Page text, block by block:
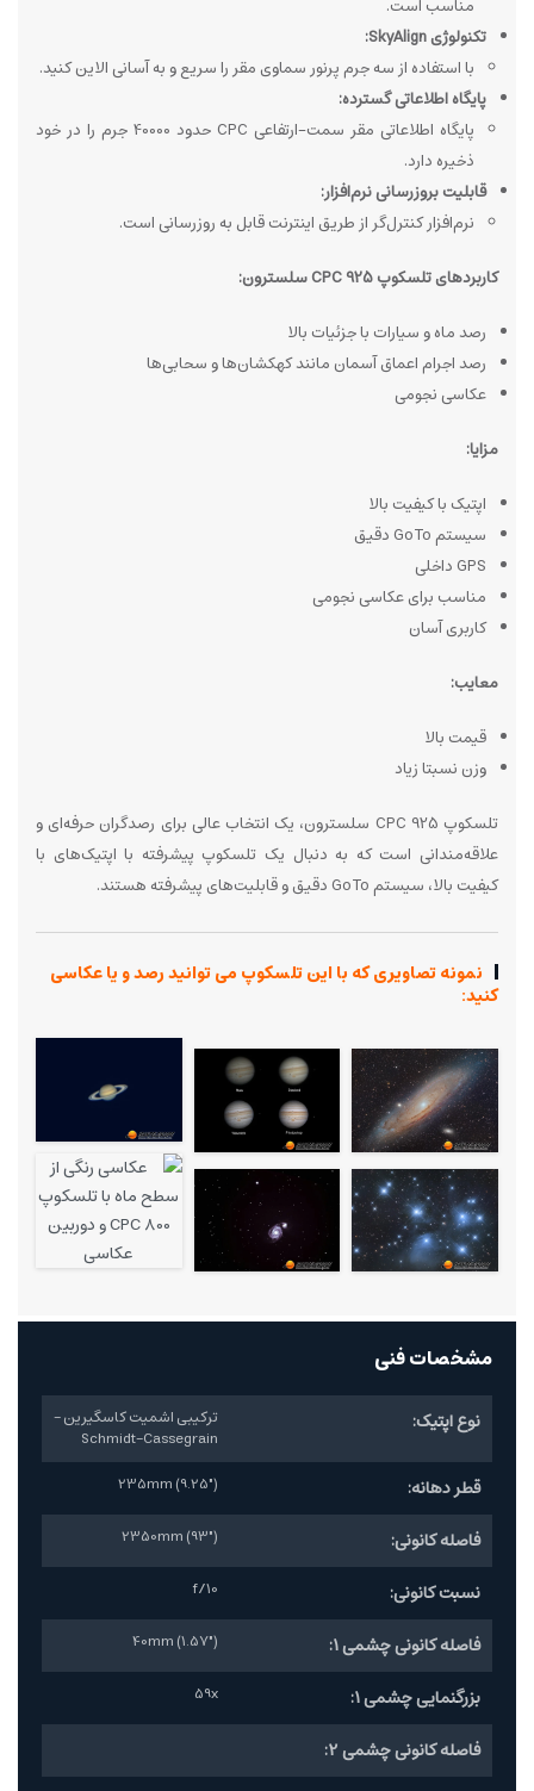
مناسب است.
تکنولوژی SkyAlign:
با استفاده از سه جرم پرنور سماوی مقر را سریع و به آسانی الاین کنید.
پایگاه اطلاعاتی گسترده:
پایگاه اطلاعاتی مقر سمت-ارتفاعی CPC حدود 40000 جرم را در خود
ذخیره دارد.
قابلیت بروزرسانی نرم‌افزار:
نرم‌افزار کنترل‌گر از طریق اینترنت قابل به روزرسانی است.
کاربردهای تلسکوپ CPC 925 سلسترون:
رصد ماه و سیارات با جزئیات بالا
رصد اجرام اعماق آسمان مانند کهکشان‌ها و سحابی‌ها
عکاسی نجومی
مزایا:
اپتیک با کیفیت بالا
سیستم GoTo دقیق
GPS داخلی
مناسب برای عکاسی نجومی
کاربری آسان
معایب:
قیمت بالا
وزن نسبتا زیاد
تلسکوپ CPC 925 سلسترون، یک انتخاب عالی برای رصدگران حرفه‌ای و
علاقه‌مندانی است که به دنبال یک تلسکوپ پیشرفته با اپتیک‌های با
کیفیت بالا، سیستم GoTo دقیق و قابلیت‌های پیشرفته هستند.
نمونه تصاویری که با این تلسکوپ می توانید رصد و یا عکاسی
کنید:
مشخصات فنی
نوع اپتیک:
ترکیبی اشمیت کاسگیرین -
Schmidt-Cassegrain
قطر دهانه: 235mm (9.25")
فاصله کانونی: 2350mm (93")
نسبت کانونی: f/10
فاصله کانونی چشمی 1: 40mm (1.57")
بزرگنمایی چشمی 1: 59x
فاصله کانونی چشمی 2: